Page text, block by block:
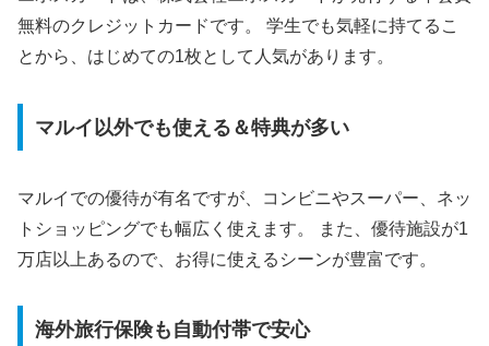
無料のクレジットカードです。 学生でも気軽に持てるこ
とから、はじめての1枚として人気があります。
マルイ以外でも使える＆特典が多い
マルイでの優待が有名ですが、コンビニやスーパー、ネッ
トショッピングでも幅広く使えます。 また、優待施設が1
万店以上あるので、お得に使えるシーンが豊富です。
海外旅行保険も自動付帯で安心